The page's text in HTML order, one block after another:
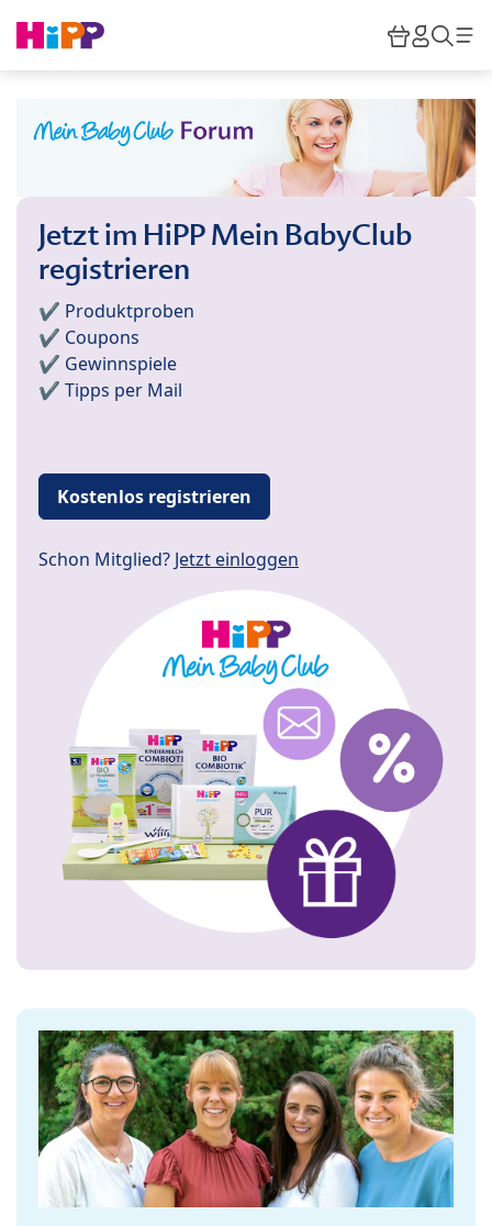
HiPP
Jetzt im HiPP Mein BabyClub
registrieren
✔️ Produktproben
✔️ Coupons
✔️ Gewinnspiele
✔️ Tipps per Mail
Kostenlos registrieren
Schon Mitglied? Jetzt einloggen